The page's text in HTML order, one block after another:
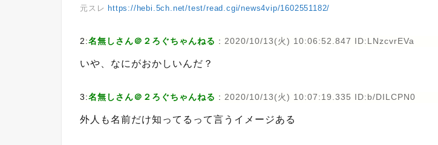
元スレ https://hebi.5ch.net/test/read.cgi/news4vip/1602551182/
2:名無しさん＠２ろぐちゃんねる : 2020/10/13(火) 10:06:52.847 ID:LNzcvrEVa
いや、なにがおかしいんだ？
3:名無しさん＠２ろぐちゃんねる : 2020/10/13(火) 10:07:19.335 ID:b/DILCPN0
外人も名前だけ知ってるって言うイメージある